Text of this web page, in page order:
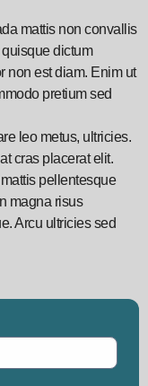
mattis non convallis
dictum
non est diam. Enim ut
pretium sed
leo metus, ultricies.
cras placerat elit.
pellentesque
magna risus
Arcu ultricies sed